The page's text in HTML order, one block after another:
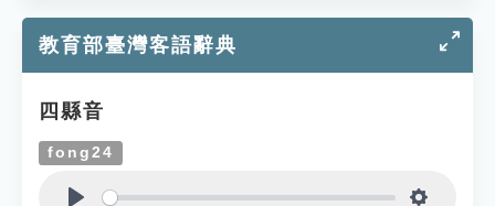
教育部臺灣客語辭典
四縣音
fong24